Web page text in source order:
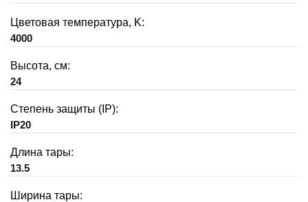
Цветовая температура, K:
4000
Высота, см:
24
Степень защиты (IP):
IP20
Длина тары:
13.5
Ширина тары: